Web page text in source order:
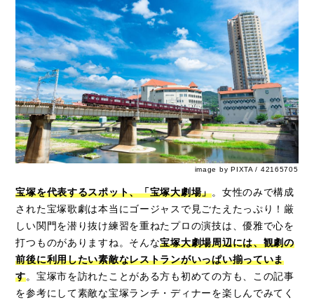
image by PIXTA / 42165705
宝塚を代表するスポット、「宝塚大劇場」。女性のみで構成
された宝塚歌劇は本当にゴージャスで見ごたえたっぷり！厳
しい関門を潜り抜け練習を重ねたプロの演技は、優雅で心を
打つものがありますね。そんな宝塚大劇場周辺には、観劇の
前後に利用したい素敵なレストランがいっぱい揃っていま
す。宝塚市を訪れたことがある方も初めての方も、この記事
を参考にして素敵な宝塚ランチ・ディナーを楽しんでみてく